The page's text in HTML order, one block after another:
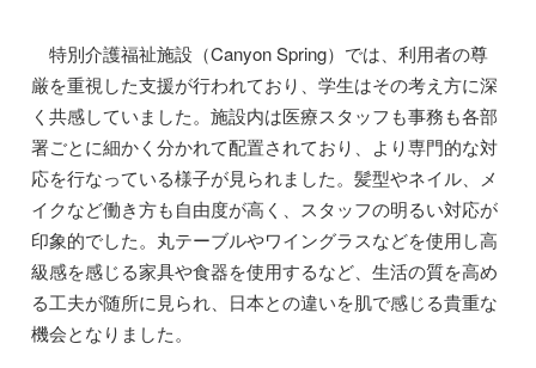
特別介護福祉施設（Canyon Spring）では、利用者の尊
厳を重視した支援が行われており、学生はその考え方に深
く共感していました。施設内は医療スタッフも事務も各部
署ごとに細かく分かれて配置されており、より専門的な対
応を行なっている様子が見られました。髪型やネイル、メ
イクなど働き方も自由度が高く、スタッフの明るい対応が
印象的でした。丸テーブルやワイングラスなどを使用し高
級感を感じる家具や食器を使用するなど、生活の質を高め
る工夫が随所に見られ、日本との違いを肌で感じる貴重な
機会となりました。